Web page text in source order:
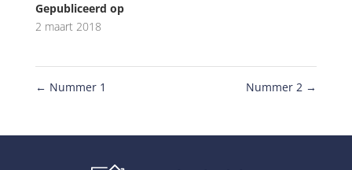
Gepubliceerd op
2 maart 2018
← Nummer 1 Nummer 2 →